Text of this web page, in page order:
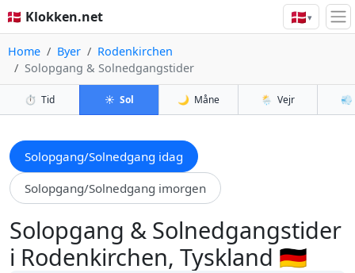
🇩🇰 Klokken.net 🇩🇰▾
Home Byer
Rodenkirchen
Solopgang & Solnedgangstider
⏱️ Tid ☀️ Sol 🌙 Måne 🌦️ Vejr 💨
Solopgang/Solnedgang idag
Solopgang/Solnedgang imorgen
Solopgang & Solnedgangstider
i Rodenkirchen, Tyskland 🇩🇪